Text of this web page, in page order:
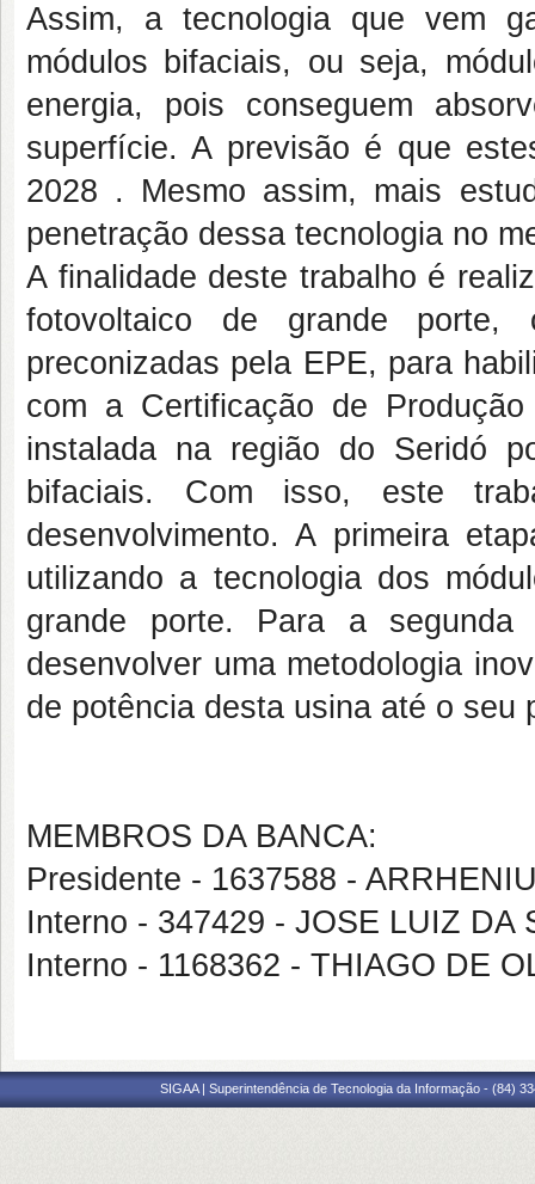
Assim, a tecnologia que vem
módulos bifaciais, ou seja,
energia, pois conseguem
superfície. A previsão é que
2028 . Mesmo assim, mais
penetração dessa tecnologia no
A finalidade deste trabalho é
fotovoltaico de grande porte,
preconizadas pela EPE, para
com a Certificação de
instalada na região do Seridó
bifaciais. Com isso, este
desenvolvimento. A primeira
utilizando a tecnologia dos
grande porte. Para a
desenvolver uma metodologia
de potência desta usina até o seu
MEMBROS DA BANCA:
Presidente - 1637588 -
Interno - 347429 - JOSE LUIZ DA
Interno - 1168362 - THIAGO DE
SIGAA | Superintendência de Tecnologia da Informação - (84)